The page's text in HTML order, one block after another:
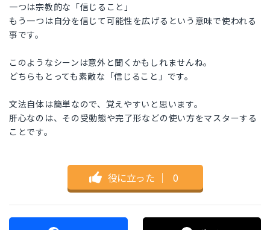
一つは宗教的な「信じること」
もう一つは自分を信じて可能性を広げるという意味で使われる
事です。
このようなシーンは意外と聞くかもしれませんね。
どちらもとっても素敵な「信じること」です。
文法自体は簡単なので、覚えやすいと思います。
肝心なのは、その受動態や完了形などの使い方をマスターする
ことです。
役に立った ｜ 0